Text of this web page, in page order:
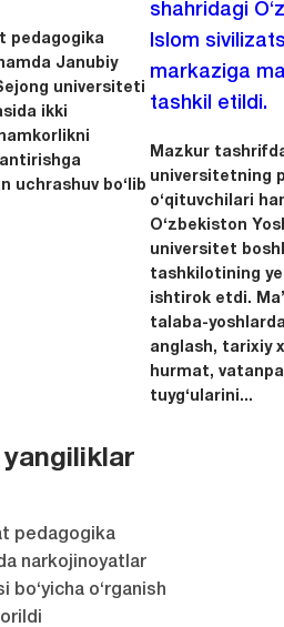
pedagogika
Janubiy
universiteti
ikki
uchrashuv bo‘lib
shahridagi
Islom
markaziga
tashkil etildi.
Mazkur
universitetning
o‘qituvchilari
O‘zbekiston
universitet
tashkilotining
ishtirok etdi.
talaba-
anglash, tarixiy
hurmat,
tuyg‘ularini...
pedagogika
narkojinoyatlar
bo‘yicha o‘rganish